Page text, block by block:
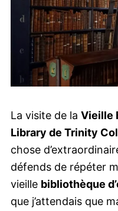
La visite de la Vieille
Library de Trinity
chose
défends de répéter
vieille bibliothèque
que j’attendais que